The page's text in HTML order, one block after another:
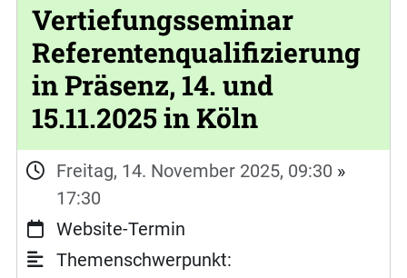
Vertiefungsseminar
Referentenqualifizierung
in Präsenz, 14. und
15.11.2025 in Köln
Freitag, 14. November 2025, 09:30 »
17:30
Website-Termin
Themenschwerpunkt: